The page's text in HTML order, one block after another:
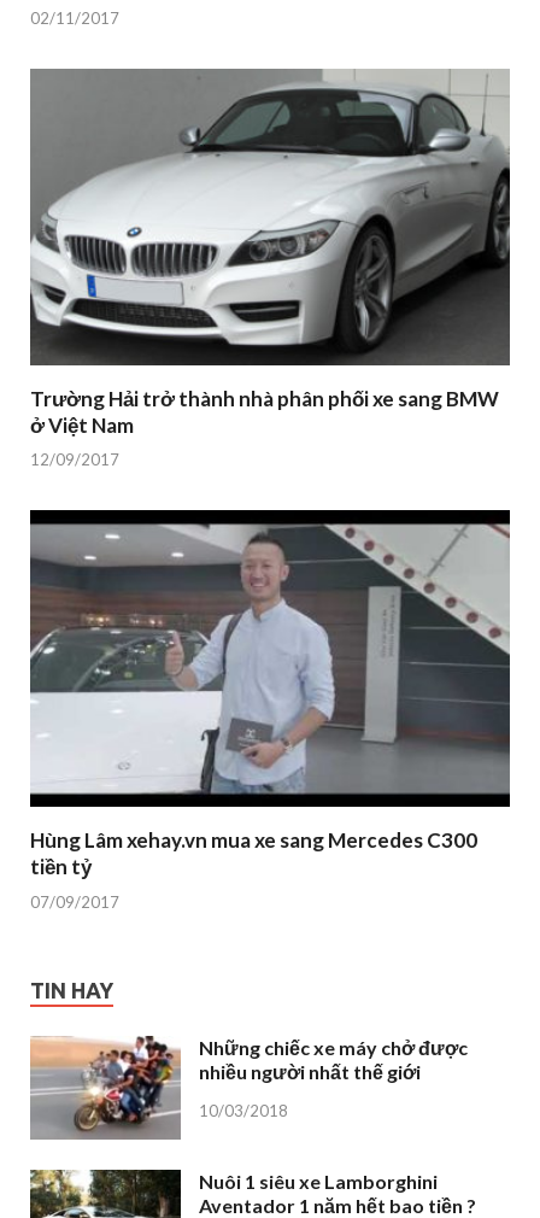
02/11/2017
Trường Hải trở thành nhà phân phối xe sang BMW
ở Việt Nam
12/09/2017
Hùng Lâm xehay.vn mua xe sang Mercedes C300
tiền tỷ
07/09/2017
TIN HAY
Những chiếc xe máy chở được
nhiều người nhất thế giới
10/03/2018
Nuôi 1 siêu xe Lamborghini
Aventador 1 năm hết bao tiền ?